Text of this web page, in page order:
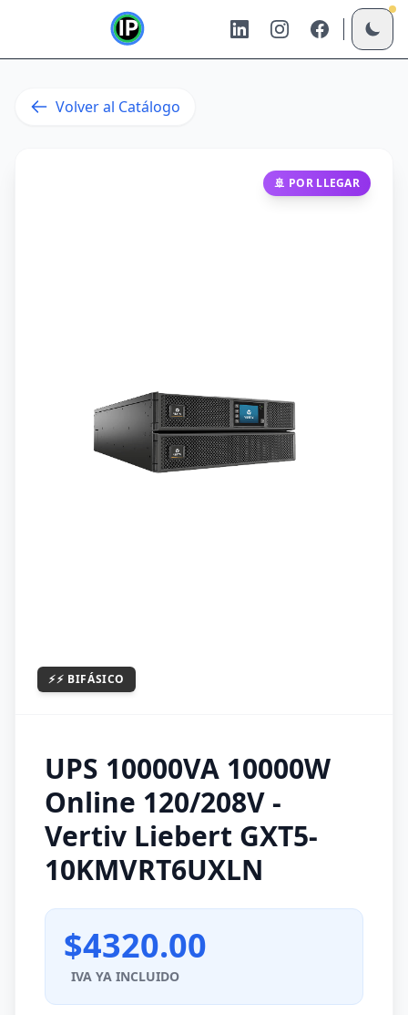
Volver al Catálogo
🚢 POR LLEGAR
⚡⚡ BIFÁSICO
UPS 10000VA 10000W
Online 120/208V -
Vertiv Liebert GXT5-
10KMVRT6UXLN
$4320.00
IVA YA INCLUIDO